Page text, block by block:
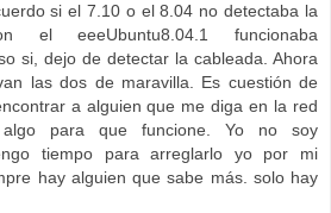
si el 7.10 o el 8.04 no detectaba la
el eeeUbuntu8.04.1 funcionaba
si, dejo de detectar la cableada. Ahora
las dos de maravilla. Es cuestión de
a alguien que me diga en la red
algo para que funcione. Yo no soy
tiempo para arreglarlo yo por mi
hay alguien que sabe más. solo hay